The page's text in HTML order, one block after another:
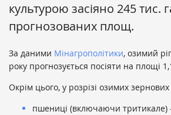
культурою засіяно 245 тис.
прогнозованих площ.
За даними Мінагрополітики, озимий
року прогнозується посіяти на площі
Окрім цього, у розрізі озимих зернових
пшениці (включаючи тритикале)